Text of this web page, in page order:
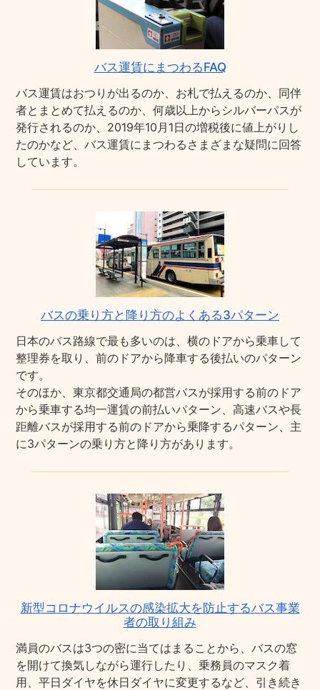
バス運賃にまつわるFAQ
バス運賃はおつりが出るのか、お札で払えるのか、同伴
者とまとめて払えるのか、何歳以上からシルバーパスが
発行されるのか、2019年10月1日の増税後に値上がりし
たのかなど、バス運賃にまつわるさまざまな疑問に回答
しています。
バスの乗り方と降り方のよくある3パターン
日本のバス路線で最も多いのは、横のドアから乗車して
整理券を取り、前のドアから降車する後払いのパターン
です。
そのほか、東京都交通局の都営バスが採用する前のドア
から乗車する均一運賃の前払いパターン、高速バスや長
距離バスが採用する前のドアから乗降するパターン、主
に3パターンの乗り方と降り方があります。
新型コロナウイルスの感染拡大を防止するバス事業
者の取り組み
満員のバスは3つの密に当てはまることから、バスの窓
を開けて換気しながら運行したり、乗務員のマスク着
用、平日ダイヤを休日ダイヤに変更するなど、引き続き